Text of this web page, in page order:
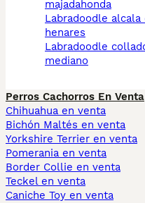
majadahonda
labradoodle alcala de
henares
labradoodle collado
mediano
Perros Cachorros En Venta
Chihuahua en venta
Bichón Maltés en venta
Yorkshire Terrier en venta
Pomerania en venta
Border Collie en venta
Teckel en venta
Caniche Toy en venta